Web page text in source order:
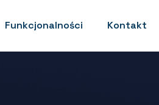
Funkcjonalności Kontakt